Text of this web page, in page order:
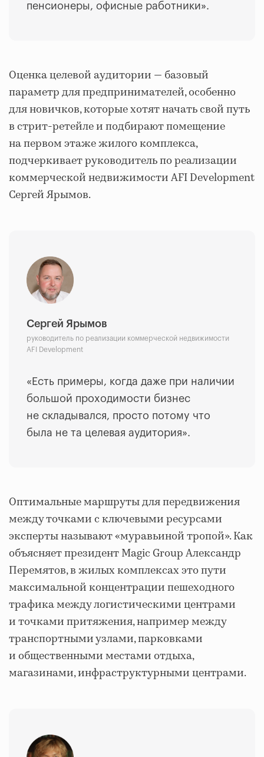
пенсионеры, офисные работники».
Оценка целевой аудитории — базовый
параметр для предпринимателей, особенно
для новичков, которые хотят начать свой путь
в стрит-ретейле и подбирают помещение
на первом этаже жилого комплекса,
подчеркивает руководитель по реализации
коммерческой недвижимости AFI Development
Сергей Ярымов.
Сергей Ярымов
руководитель по реализации коммерческой недвижимости
AFI Development
«Есть примеры, когда даже при наличии
большой проходимости бизнес
не складывался, просто потому что
была не та целевая аудитория».
Оптимальные маршруты для передвижения
между точками с ключевыми ресурсами
эксперты называют «муравьиной тропой». Как
объясняет президент Magic Group Александр
Перемятов, в жилых комплексах это пути
максимальной концентрации пешеходного
трафика между логистическими центрами
и точками притяжения, например между
транспортными узлами, парковками
и общественными местами отдыха,
магазинами, инфраструктурными центрами.